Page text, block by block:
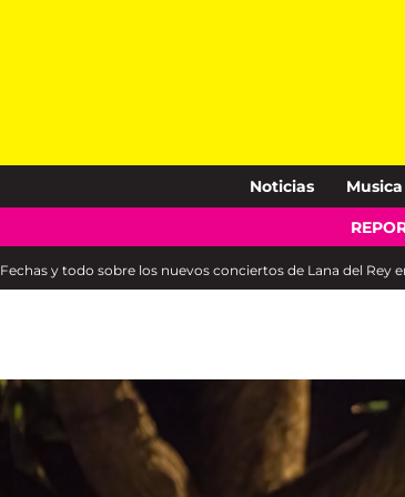
Noticias Musica
Fechas y todo sobre los nuevos conciertos de Lana del Rey